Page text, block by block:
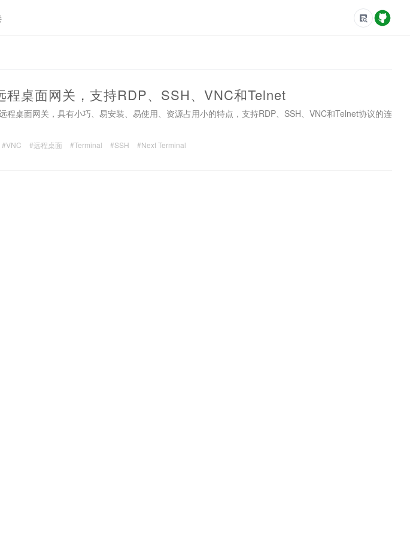
桌面网关，支持RDP、SSH、VNC和Telnet
桌面网关，具有小巧、易安装、易使用、资源占用小的特点，支持RDP、SSH、VNC和Telnet协议的连
#VNC #远程桌面 #Terminal #SSH #Next Terminal